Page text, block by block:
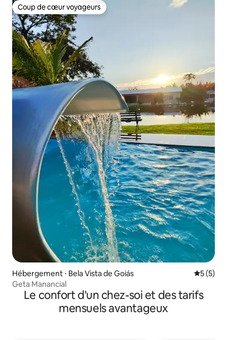
Coup de cœur voyageurs
Coup de cœur voyageurs
Hébergement ⋅ Bela Vista de Goiás
5 (5)
Geta Manancial
Le confort d'un chez-soi et des tarifs
mensuels avantageux